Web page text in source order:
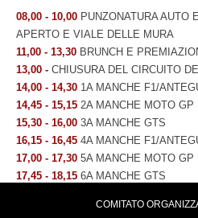
08,00 - 10,00 PUNZONATURA AUTO
APERTO E VIALE DELLE MURA
11,00 - 13,30 BRUNCH E
13,00 - CHIUSURA DEL CIRCUITO
14,00 - 14,30 1A MANCHE F1/
14,45 - 15,15 2A MANCHE MOTO GP
15,30 - 16,00 3A MANCHE GTS
16,15 - 16,45 4A MANCHE F1/
17,00 - 17,30 5A MANCHE MOTO GP
17,45 - 18,15 6A MANCHE GTS
COMITATO